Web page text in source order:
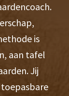
is
aan tafel
Jij